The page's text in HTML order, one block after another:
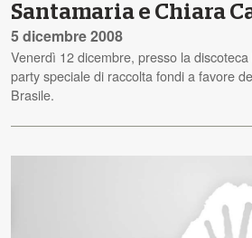
Santamaria e Chiara
5 dicembre 2008
Venerdì 12 dicembre, presso la discoteca
party speciale di raccolta fondi a favore
Brasile.